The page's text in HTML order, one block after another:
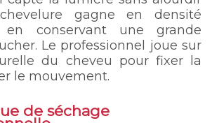
gagne en densité
conservant une grande
Le professionnel joue sur
du cheveu pour fixer la
le mouvement.
de séchage